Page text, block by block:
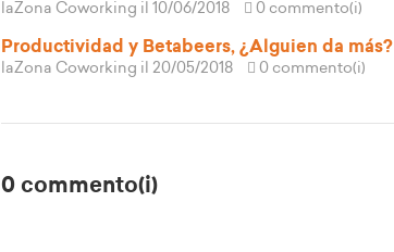
laZona Coworking il 10/06/2018 0 commento(i)
Productividad y Betabeers, ¿Alguien da más?
laZona Coworking il 20/05/2018 0 commento(i)
0 commento(i)